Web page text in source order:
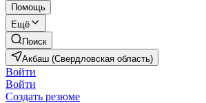
Помощь
Ещё
Поиск
Акбаш (Свердловская область)
Войти
Войти
Создать резюме